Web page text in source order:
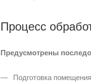
Процесс
Предусмотрены
Подготовка